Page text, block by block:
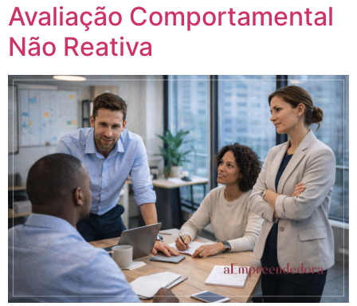
Avaliação Comportamental
Não Reativa